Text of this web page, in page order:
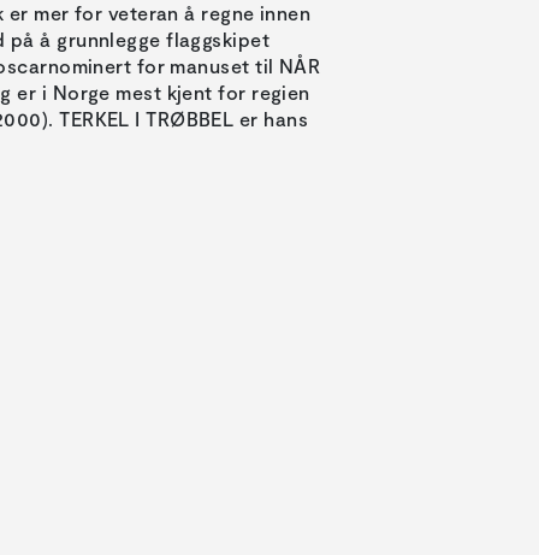
mer for veteran å regne innen
på å grunnlegge flaggskipet
for manuset til NÅR
er i Norge mest kjent for regien
TERKEL I TRØBBEL er hans